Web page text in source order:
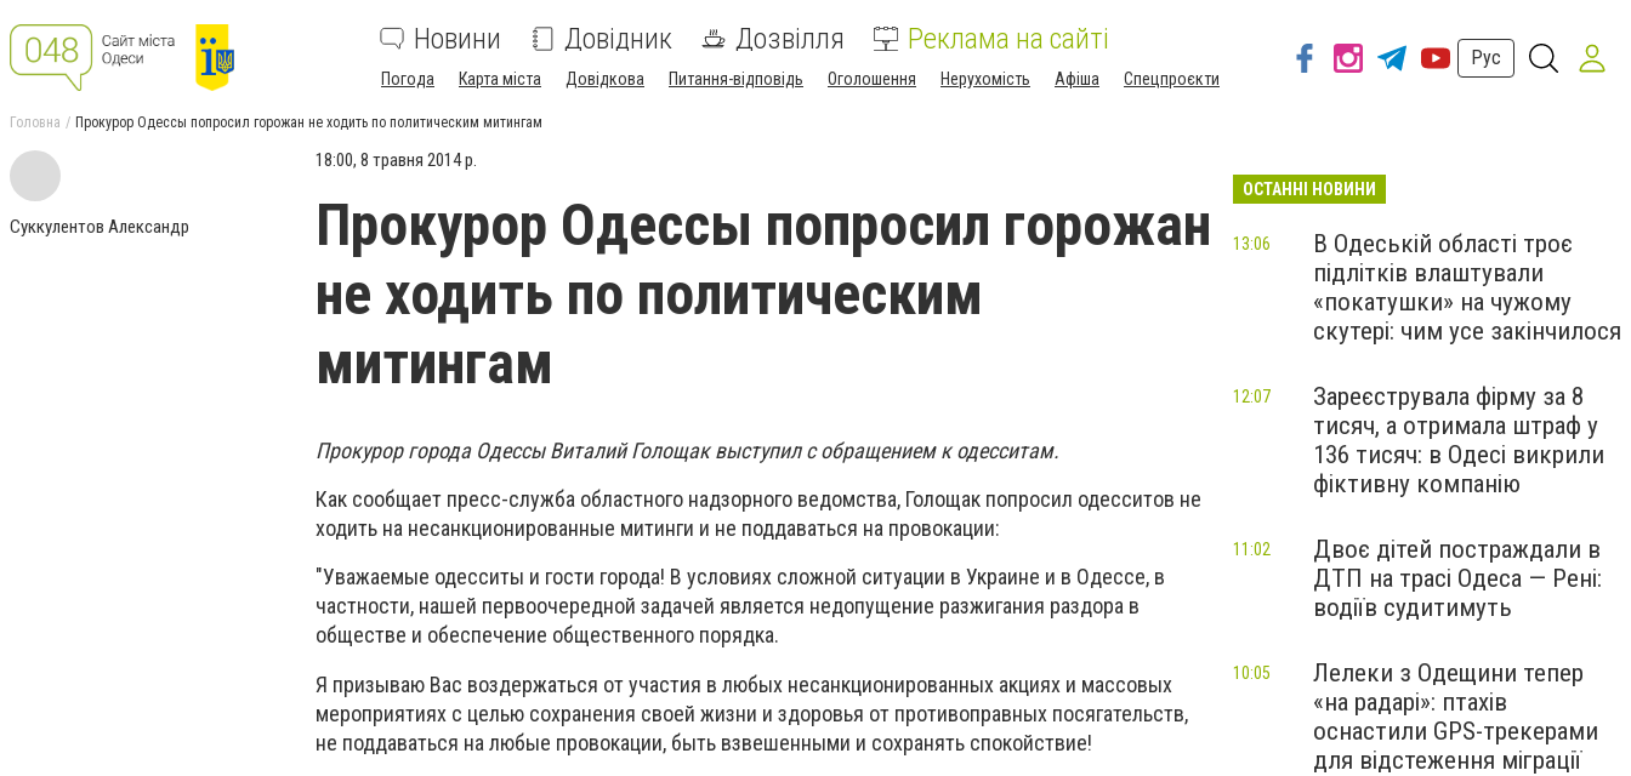
Новини Довідник Дозвілля Реклама на сайті
Погода Карта міста Довідкова Питання-відповідь Оголошення Нерухомість Афіша Спецпроєкти
Рус
Головна Прокурор Одессы попросил горожан не ходить по политическим митингам
Суккулентов Александр
18:00, 8 травня 2014 р.
Прокурор Одессы попросил горожан
не ходить по политическим
митингам
Прокурор города Одессы Виталий Голощак выступил с обращением к одесситам.
Как сообщает пресс-служба областного надзорного ведомства, Голощак попросил одесситов не
ходить на несанкционированные митинги и не поддаваться на провокации:
"Уважаемые одесситы и гости города! В условиях сложной ситуации в Украине и в Одессе, в
частности, нашей первоочередной задачей является недопущение разжигания раздора в
обществе и обеспечение общественного порядка.
Я призываю Вас воздержаться от участия в любых несанкционированных акциях и массовых
мероприятиях с целью сохранения своей жизни и здоровья от противоправных посягательств,
не поддаваться на любые провокации, быть взвешенными и сохранять спокойствие!
ОСТАННІ НОВИНИ
В Одеській області троє
підлітків влаштували
«покатушки» на чужому
скутері: чим усе закінчилося
13:06
Зареєструвала фірму за 8
тисяч, а отримала штраф у
136 тисяч: в Одесі викрили
фіктивну компанію
12:07
Двоє дітей постраждали в
ДТП на трасі Одеса — Рені:
водіїв судитимуть
11:02
Лелеки з Одещини тепер
«на радарі»: птахів
оснастили GPS-трекерами
для відстеження міграції
10:05